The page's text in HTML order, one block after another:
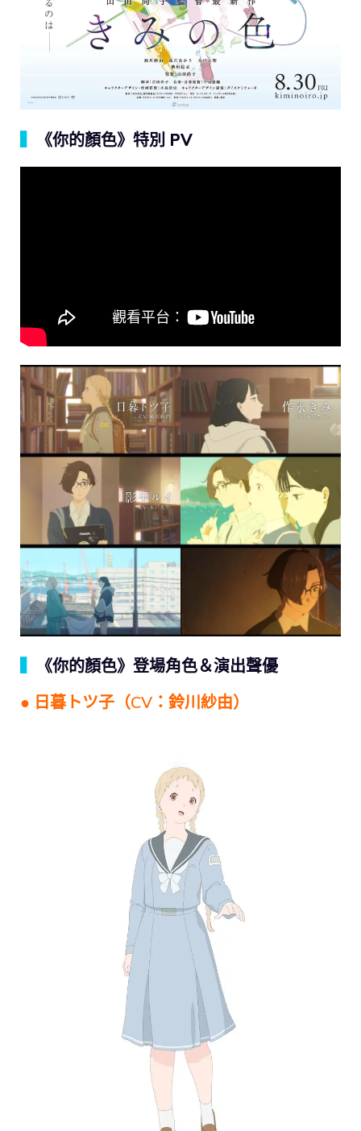
《你的顏色》特別 PV
《你的顏色》登場角色＆演出聲優
● 日暮トツ子（CV：鈴川紗由）